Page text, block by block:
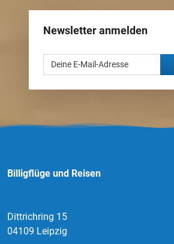
Newsletter anmelden
Billigflüge und Reisen
Dittrichring 15
04109 Leipzig